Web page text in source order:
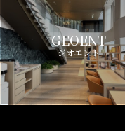
GEOENT
ジオエント